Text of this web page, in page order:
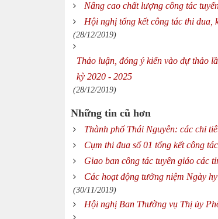
Nâng cao chất lượng công tác
Hội nghị tổng kết công tác thi
(28/12/2019)
Thảo luận, đóng ý kiến vào dự thảo
kỳ 2020 - 2025
(28/12/2019)
Những tin cũ hơn
Thành phố Thái Nguyên: các chỉ
Cụm thi đua số 01 tổng kết công
Giao ban công tác tuyên giáo các
Các hoạt động tưởng niệm Ngày
(30/11/2019)
Hội nghị Ban Thường vụ Thị ủy